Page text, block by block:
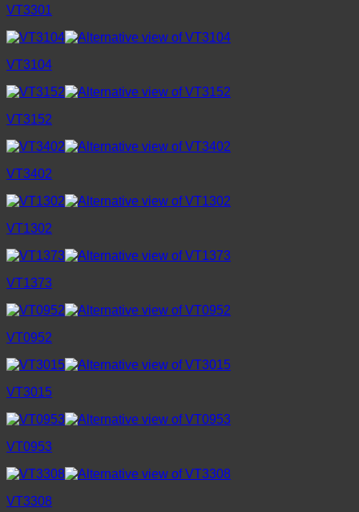
VT3301
VT3104
VT3152
VT3402
VT1302
VT1373
VT0952
VT3015
VT0953
VT3308